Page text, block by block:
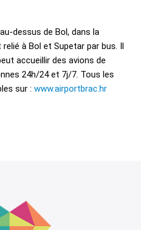
dessus de Bol, dans la
à Bol et Supetar par bus. Il
accueillir des avions de
24h/24 et 7j/7. Tous les
sur : www.airportbrac.hr